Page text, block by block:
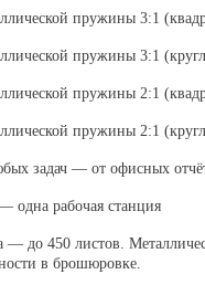
пружины 3:1
пружины 3:1
пружины 2:1
пружины 2:1
задач — от офисных
одна рабочая станция
— до 450 листов.
в брошюровке.